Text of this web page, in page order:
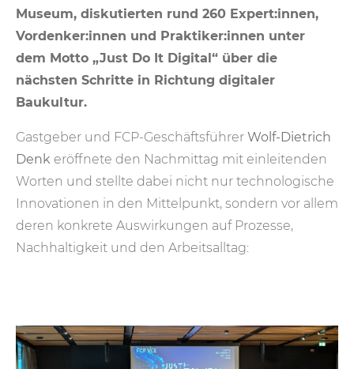
Museum, diskutierten rund 260 Expert:innen,
Vordenker:innen und Praktiker:innen unter
dem Motto „Just Do It Digital“ über die
nächsten Schritte in Richtung digitaler
Baukultur.
Gastgeber und FCP-Geschäftsführer Wolf-Dietrich
Denk eröffnete den Nachmittag mit einleitenden
Worten und stellte dabei nicht nur technologische
Innovationen in den Mittelpunkt, sondern vor allem
deren konkrete Auswirkungen auf Prozesse,
Nachhaltigkeit und den Arbeitsalltag: